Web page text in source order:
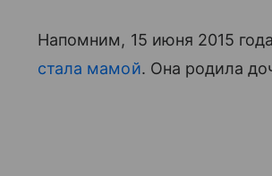
Напомним, 15 июня 2015
стала мамой. Она родила